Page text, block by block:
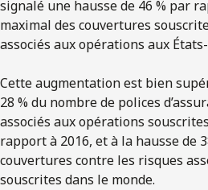
signalé une hausse de 46 % par
maximal des couvertures
associés aux opérations aux
Cette augmentation est bien
28 % du nombre de polices
associés aux opérations
rapport à 2016, et à la hausse de
couvertures contre les risques
souscrites dans le monde.